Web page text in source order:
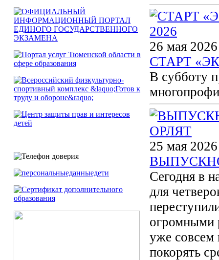
26 мая 2026
СТАРТ
В субботу
25 мая 2026
Сегодня в
для
огромными
уже совсем
покорять